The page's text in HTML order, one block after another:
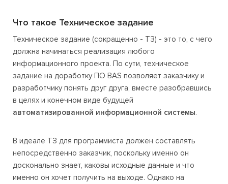
Что такое Техническое задание
Техническое задание (сокращенно - ТЗ) - это то, с чего
должна начинаться реализация любого
информационного проекта. По сути, техническое
задание на доработку ПО BAS позволяет заказчику и
разработчику понять друг друга, вместе разобравшись
в целях и конечном виде будущей
автоматизированной информационной системы.
В идеале ТЗ для программиста должен составлять
непосредственно заказчик, поскольку именно он
досконально знает, каковы исходные данные и что
именно он хочет получить на выходе. Однако на